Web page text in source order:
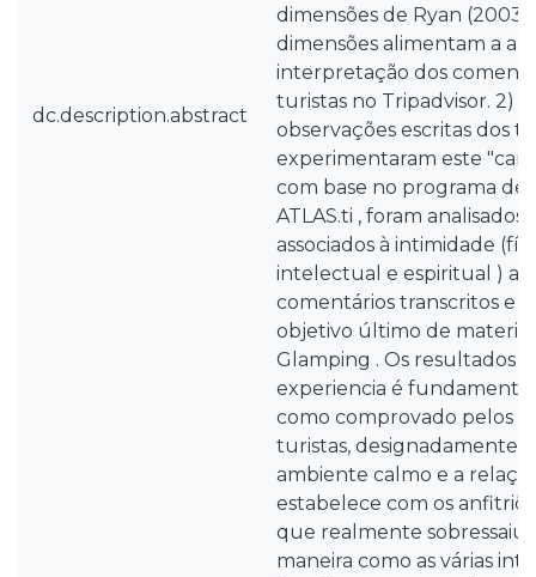
dc.description.abstract
dimensões de Ryan (2003/
dimensões alimentam a
interpretação dos
turistas no Tripadvisor. 2)
observações escritas dos
experimentaram este
com base no programa de
ATLAS.ti , foram analisados
associados à intimidade
intelectual e espiritual ) a
comentários transcritos e
objetivo último de
Glamping . Os resultados
experiencia é
como comprovado pelos
turistas, designadamente
ambiente calmo e a
estabelece com os
que realmente sobressaiu
maneira como as várias